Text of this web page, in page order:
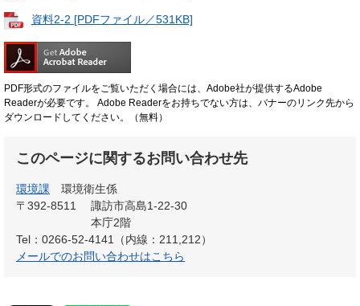
資料2-2 [PDFファイル／531KB]
PDF形式のファイルをご覧いただく場合には、Adobe社が提供するAdobe
Readerが必要です。
Adobe Readerをお持ちでない方は、バナーのリンク先から
ダウンロードしてください。（無料）
このページに関するお問い合わせ先
環境課
環境衛生係
〒392-8511
諏訪市高島1-22-30
本庁2階
Tel：0266-52-4141（内線：211,212）
メールでのお問い合わせはこちら